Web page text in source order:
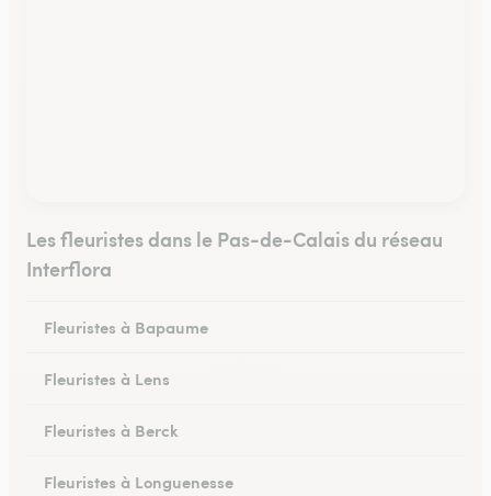
Les fleuristes dans le Pas-de-Calais du réseau
Interflora
Fleuristes à Bapaume
Fleuristes à Lens
Fleuristes à Berck
Fleuristes à Longuenesse